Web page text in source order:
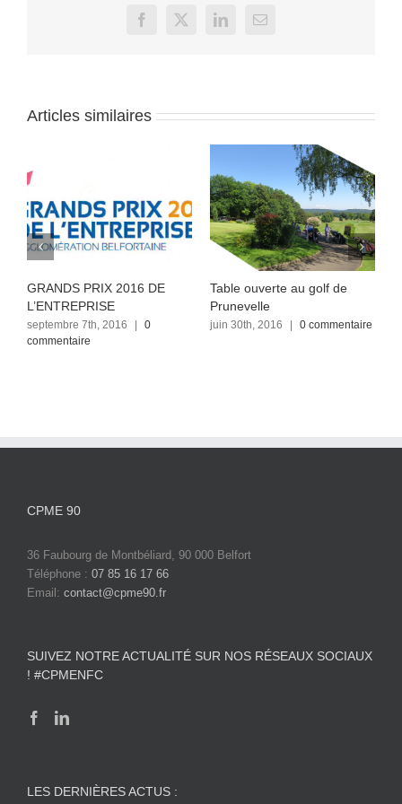
Facebook
X LinkedInEmail
Articles similaires
GRANDS PRIX 2016 DE
L’ENTREPRISE
septembre 7th, 2016
0
commentaire
Table ouverte au golf de
Prunevelle
juin 30th, 2016 0 commentaire
CPME 90
36 Faubourg de Montbéliard, 90 000 Belfort
Téléphone : 07 85 16 17 66
Email: contact@cpme90.fr
SUIVEZ NOTRE ACTUALITÉ SUR NOS RÉSEAUX SOCIAUX
! #CPMENFC
LES DERNIÈRES ACTUS :